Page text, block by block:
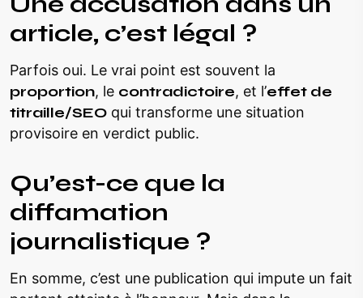
article, c’est légal ?
Parfois oui. Le vrai point est souvent la
proportion, le contradictoire, et l’effet de
titraille/SEO qui transforme une situation
provisoire en verdict public.
Qu’est-ce que la
diffamation
journalistique ?
En somme, c’est une publication qui impute un fait